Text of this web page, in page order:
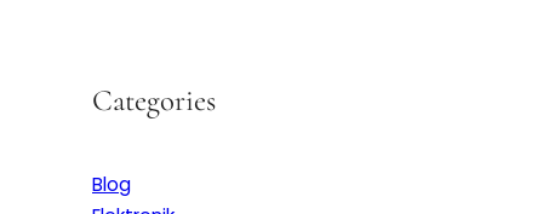
Categories
Blog